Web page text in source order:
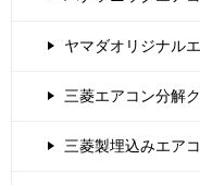
ヤマダオリジナル
三菱エアコン分解
三菱製埋込みエア